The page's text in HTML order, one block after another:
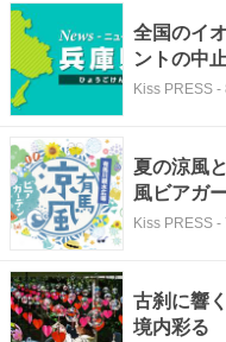
全国のイ
ントの中
とめ 神戸
Kiss PRESS -
夏の涼風
風ビアガ
Kiss PRESS -
古刹に響
境内彩る